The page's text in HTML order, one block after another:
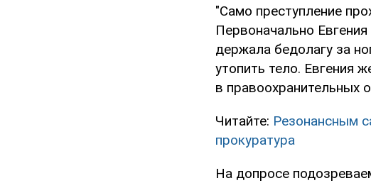
"Само преступление
Первоначально
держала бедолагу за
утопить тело. Евгения
в правоохранительных
Читайте: Резонансным
прокуратура
На допросе